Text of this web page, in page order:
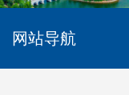
网站导航